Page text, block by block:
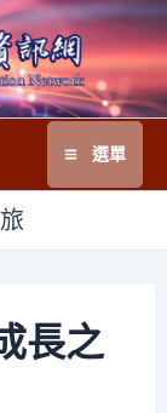
Main
選單
長之